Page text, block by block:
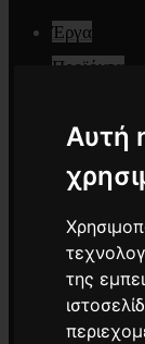
Αυτή
της
Έργα
Προϊόντα